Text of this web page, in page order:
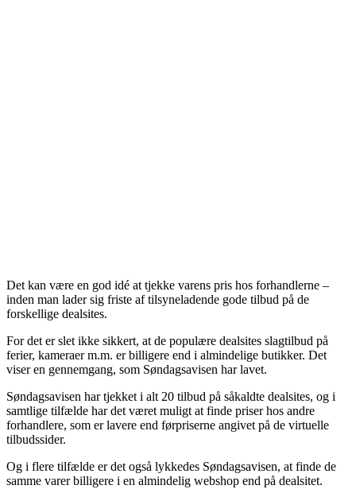
Det kan være en god idé at tjekke varens pris hos forhandlerne –
inden man lader sig friste af tilsyneladende gode tilbud på de
forskellige dealsites.
For det er slet ikke sikkert, at de populære dealsites slagtilbud på
ferier, kameraer m.m. er billigere end i almindelige butikker. Det
viser en gennemgang, som Søndagsavisen har lavet.
Søndagsavisen har tjekket i alt 20 tilbud på såkaldte dealsites, og i
samtlige tilfælde har det været muligt at finde priser hos andre
forhandlere, som er lavere end førpriserne angivet på de virtuelle
tilbudssider.
Og i flere tilfælde er det også lykkedes Søndagsavisen, at finde de
samme varer billigere i en almindelig webshop end på dealsitet.